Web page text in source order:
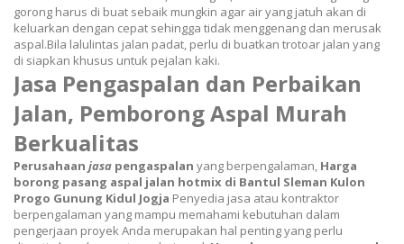
gorong harus di buat sebaik mungkin agar air yang jatuh akan di
keluarkan dengan cepat sehingga tidak menggenang dan merusak
aspal.Bila lalulintas jalan padat, perlu di buatkan trotoar jalan yang
di siapkan khusus untuk pejalan kaki.
Jasa Pengaspalan dan Perbaikan
Jalan, Pemborong Aspal Murah
Berkualitas
Perusahaan jasa pengaspalan yang berpengalaman, Harga
borong pasang aspal jalan hotmix di Bantul Sleman Kulon
Progo Gunung Kidul Jogja Penyedia jasa atau kontraktor
berpengalaman yang mampu memahami kebutuhan dalam
pengerjaan proyek Anda merupakan hal penting yang perlu